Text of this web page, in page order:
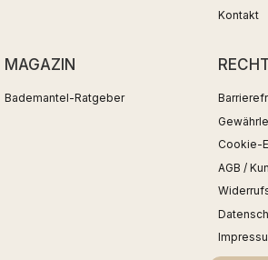
Kontakt
MAGAZIN
Bademantel-Ratgeber
Cookie-
AGB /